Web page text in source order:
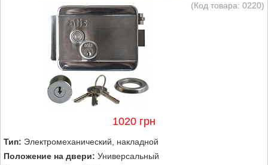
(Код товара: 0220)
1020 грн
Тип: Электромеханический, накладной
Положение на двери: Универсальный